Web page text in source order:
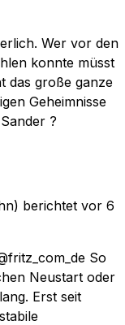
Wer vor den
konnte müsst
das große ganze
Geheimnisse
?
berichtet vor 6
So
Neustart oder
Erst seit